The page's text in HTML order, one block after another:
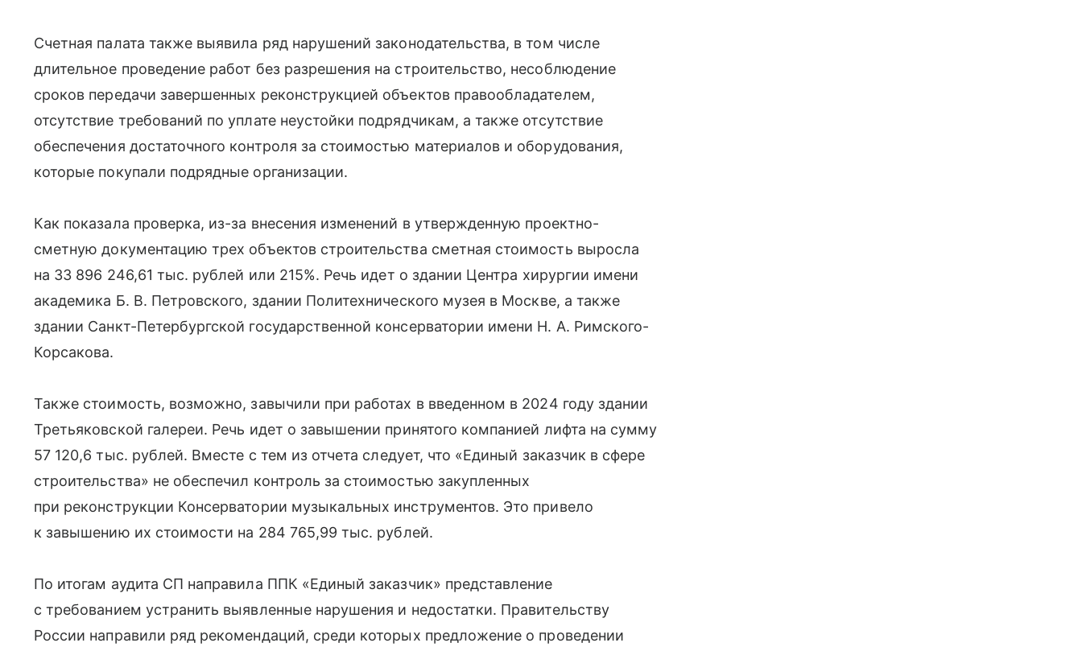
Счетная палата также выявила ряд нарушений законодательства, в том числе
длительное проведение работ без разрешения на строительство, несоблюдение
сроков передачи завершенных реконструкцией объектов правообладателем,
отсутствие требований по уплате неустойки подрядчикам, а также отсутствие
обеспечения достаточного контроля за стоимостью материалов и оборудования,
которые покупали подрядные организации.
Как показала проверка, из-за внесения изменений в утвержденную проектно-
сметную документацию трех объектов строительства сметная стоимость выросла
на 33 896 246,61 тыс. рублей или 215%. Речь идет о здании Центра хирургии имени
академика Б. В. Петровского, здании Политехнического музея в Москве, а также
здании Санкт-Петербургской государственной консерватории имени Н. А. Римского-
Корсакова.
Также стоимость, возможно, завычили при работах в введенном в 2024 году здании
Третьяковской галереи. Речь идет о завышении принятого компанией лифта на сумму
57 120,6 тыс. рублей. Вместе с тем из отчета следует, что «Единый заказчик в сфере
строительства» не обеспечил контроль за стоимостью закупленных
при реконструкции Консерватории музыкальных инструментов. Это привело
к завышению их стоимости на 284 765,99 тыс. рублей.
По итогам аудита СП направила ППК «Единый заказчик» представление
с требованием устранить выявленные нарушения и недостатки. Правительству
России направили ряд рекомендаций, среди которых предложение о проведении